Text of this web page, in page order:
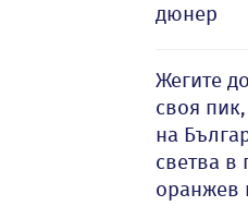
дюнер
Жегите
своя
на
светва в
оранжев